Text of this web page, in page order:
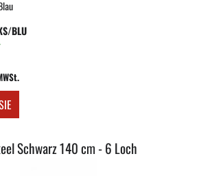
BLU
Schwarz 140 cm - 6 Loch